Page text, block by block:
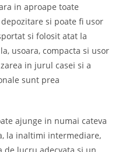
in aproape toate
si poate fi usor
si folosit atat la
usoara, compacta si usor
in jurul casei si a
sunt prea
ajunge in numai cateva
la inaltimi intermediare,